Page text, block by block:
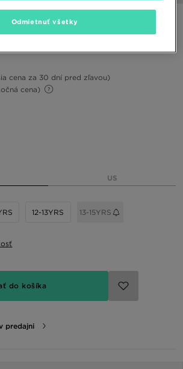
GIFT GIVING HANG
cena za 30 dní pred zľavou)
cena)
US
12-13YRS 13-15YRS
do košíka
predajni
Odmietnuť všetky